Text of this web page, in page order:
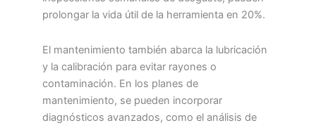
prolongar la vida útil de la herramienta en 20%.
El mantenimiento también abarca la lubricación
y la calibración para evitar rayones o
contaminación. En los planes de
mantenimiento, se pueden incorporar
diagnósticos avanzados, como el análisis de